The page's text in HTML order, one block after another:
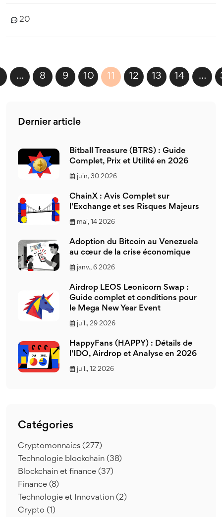
20
… 8 9 10 11 12 13 14 …
Dernier article
Bitball Treasure (BTRS) : Guide
Complet, Prix et Utilité en 2026
juin, 30 2026
ChainX : Avis Complet sur
l'Exchange et ses Risques Majeurs
mai, 14 2026
Adoption du Bitcoin au Venezuela
au cœur de la crise économique
janv., 6 2026
Airdrop LEOS Leonicorn Swap :
Guide complet et conditions pour
le Mega New Year Event
juil., 29 2026
HappyFans (HAPPY) : Détails de
l'IDO, Airdrop et Analyse en 2026
juil., 12 2026
Catégories
Cryptomonnaies (277)
Technologie blockchain (38)
Blockchain et finance (37)
Finance (8)
Technologie et Innovation (2)
Crypto (1)